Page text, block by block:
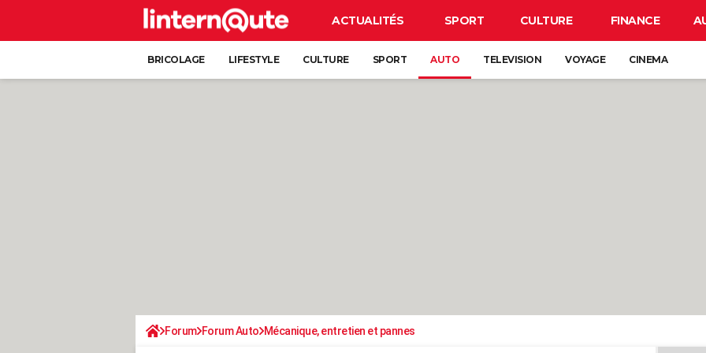
ACTUALITÉS SPORT CULTURE FINANCE
BRICOLAGE LIFESTYLE CULTURE SPORT AUTO TELEVISION VOYAGE CINEMA
Forum Forum Auto Mécanique, entretien et pannes